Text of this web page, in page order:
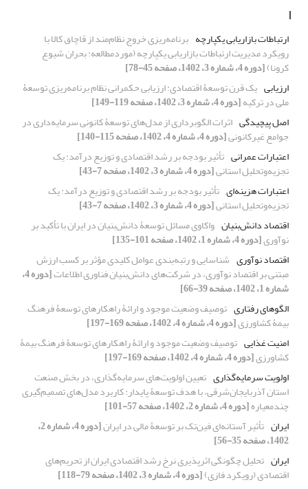
ا
ارتباطات بازاریابی یکپارچه برنامه‌ریزی خروج نظام‌مند از قاچاق کالا با
رویکرد مدیریت ارتباطات بازاریابی یکپارچه (موردمطالعه: بحران شیوع
کرونا)[دوره 4، شماره 3، 1402، صفحه 45-78]
ارزیابی یک قرن توسعۀ اقتصادی: ارزیابی حکمرانی نظام برنامه‌ریزی توسعۀ
ملی در ترکیه[دوره 4، شماره 3، 1402، صفحه 119-149]
اصل پیچیدگی اثرات الگوبرداری از مدل‌های توسعۀ کانونی سرمایه‌داری در
جوامع غیرکانونی[دوره 4، شماره 4، 1402، صفحه 115-140]
اعتبارات عمرانی تأثیر بودجه بر رشد اقتصادی و توزیع درآمد: یک
تجزیه‌وتحلیل استانی[دوره 4، شماره 3، 1402، صفحه 7-43]
اعتبارات هزینه‌ای تأثیر بودجه بر رشد اقتصادی و توزیع درآمد: یک
تجزیه‌وتحلیل استانی[دوره 4، شماره 3، 1402، صفحه 7-43]
اقتصاد دانش‌بنیان واکاوی مسائل توسعۀ دانش‌بنیان در ایران با تأکید بر
نوآوری[دوره 4، شماره 1، 1402، صفحه 101-135]
اقتصاد نوآوری شناسایی و رتبه‏‌بندی عوامل کلیدی مؤثر بر کسب ارزش
مبتنی بر اقتصاد نوآوری، در شرکت‏‌های دانش‌‏بنیان فناوری اطلاعات [دوره 4،
شماره 1، 1402، صفحه 39-66]
الگوهای رفتاری توصیف وضعیت موجود و ارائۀ راهکارهای توسعۀ فرهنگ
بیمۀ کشاورزی[دوره 4، شماره 4، 1402، صفحه 169-197]
امنیت غذایی توصیف وضعیت موجود و ارائۀ راهکارهای توسعۀ فرهنگ بیمۀ
کشاورزی[دوره 4، شماره 4، 1402، صفحه 169-197]
اولویت سرمایه‌‏گذاری تعیین اولویت‌‌های سرمایه‌گذاری، در بخش صنعت
استان آذربایجان‌شرقی، با هدف توسعۀ پایدار: کاربرد مدل‌‌های تصمیم‌گیری
چندمعیاره[دوره 4، شماره 2، 1402، صفحه 57-101]
ایران تأثیر آستانه‌‏ای فین‌‏تک بر توسعۀ مالی در ایران [دوره 4، شماره 2،
1402، صفحه 35-56]
ایران تحلیل چگونگی اثرپذیری نرخ رشد اقتصادی ایران از تحریم‌های
اقتصادی (رویکرد فازی)[دوره 4، شماره 3، 1402، صفحه 79-118]